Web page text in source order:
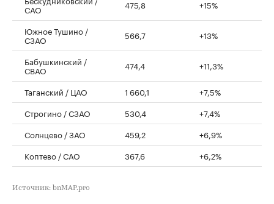
САО 475,8 +15%
Южное Тушино /
СЗАО 566,7 +13%
Бабушкинский /
СВАО 474,4 +11,3%
Таганский / ЦАО 1 660,1
+7,5%
Строгино / СЗАО
530,4
+7,4%
Солнцево / ЗАО
459,2
+6,9%
Коптево / САО
367,6 +6,2%
Источник: bnMAP.pro